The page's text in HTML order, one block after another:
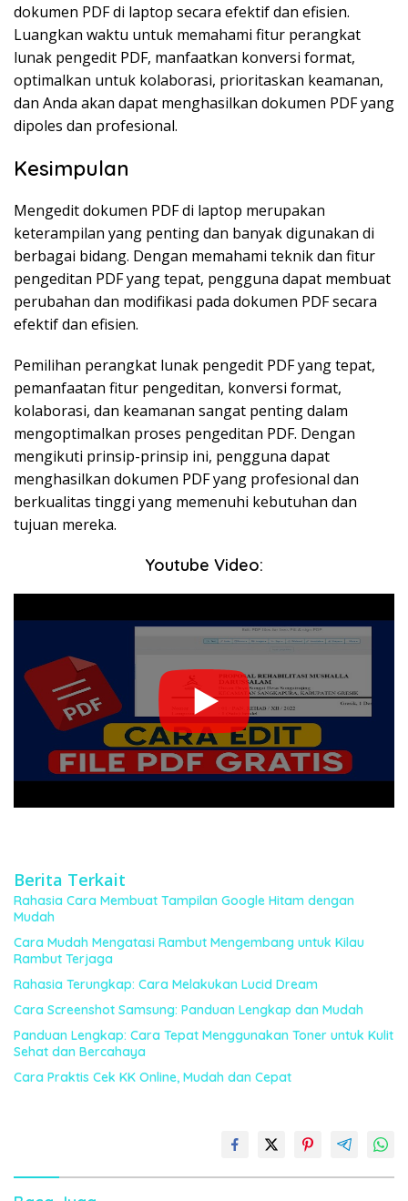
dokumen PDF di laptop secara efektif dan efisien.
Luangkan waktu untuk memahami fitur perangkat
lunak pengedit PDF, manfaatkan konversi format,
optimalkan untuk kolaborasi, prioritaskan keamanan,
dan Anda akan dapat menghasilkan dokumen PDF yang
dipoles dan profesional.
Kesimpulan
Mengedit dokumen PDF di laptop merupakan
keterampilan yang penting dan banyak digunakan di
berbagai bidang. Dengan memahami teknik dan fitur
pengeditan PDF yang tepat, pengguna dapat membuat
perubahan dan modifikasi pada dokumen PDF secara
efektif dan efisien.
Pemilihan perangkat lunak pengedit PDF yang tepat,
pemanfaatan fitur pengeditan, konversi format,
kolaborasi, dan keamanan sangat penting dalam
mengoptimalkan proses pengeditan PDF. Dengan
mengikuti prinsip-prinsip ini, pengguna dapat
menghasilkan dokumen PDF yang profesional dan
berkualitas tinggi yang memenuhi kebutuhan dan
tujuan mereka.
Youtube Video:
Berita Terkait
Rahasia Cara Membuat Tampilan Google Hitam dengan
Mudah
Cara Mudah Mengatasi Rambut Mengembang untuk Kilau
Rambut Terjaga
Rahasia Terungkap: Cara Melakukan Lucid Dream
Cara Screenshot Samsung: Panduan Lengkap dan Mudah
Panduan Lengkap: Cara Tepat Menggunakan Toner untuk Kulit
Sehat dan Bercahaya
Cara Praktis Cek KK Online, Mudah dan Cepat